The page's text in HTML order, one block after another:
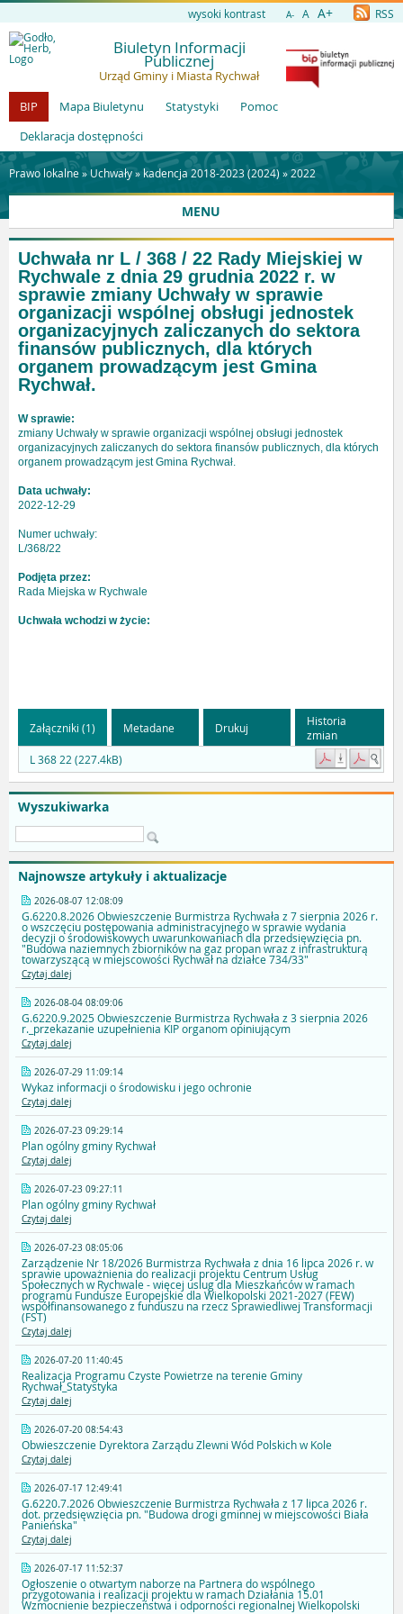
wysoki kontrast A- A A+ RSS
Biuletyn Informacji
Publicznej
Urząd Gminy i Miasta Rychwał
BIP
Mapa Biuletynu Statystyki
Pomoc
Deklaracja dostępności
Prawo lokalne » Uchwały» kadencja 2018-2023 (2024) »2022
MENU
Wyszukiwarka
Najnowsze artykuły i aktualizacje
2026-08-07 12:08:09
G.6220.8.2026 Obwieszczenie Burmistrza Rychwała z 7 sierpnia 2026 r.
o wszczęciu postępowania administracyjnego w sprawie wydania
decyzji o środowiskowych uwarunkowaniach dla przedsięwzięcia pn.
"Budowa naziemnych zbiorników na gaz propan wraz z infrastrukturą
towarzyszącą w miejscowości Rychwał na działce 734/33"
Czytaj dalej
2026-08-04 08:09:06
G.6220.9.2025 Obwieszczenie Burmistrza Rychwała z 3 sierpnia 2026
r._przekazanie uzupełnienia KIP organom opiniującym
Czytaj dalej
2026-07-29 11:09:14
Wykaz informacji o środowisku i jego ochronie
Czytaj dalej
2026-07-23 09:29:14
Plan ogólny gminy Rychwał
Czytaj dalej
2026-07-23 09:27:11
Plan ogólny gminy Rychwał
Czytaj dalej
2026-07-23 08:05:06
Zarządzenie Nr 18/2026 Burmistrza Rychwała z dnia 16 lipca 2026 r. w
sprawie upoważnienia do realizacji projektu Centrum Usług
Społecznych w Rychwale - więcej uslug dla Mieszkańców w ramach
programu Fundusze Europejskie dla Wielkopolski 2021-2027 (FEW)
współfinansowanego z funduszu na rzecz Sprawiedliwej Transformacji
(FST)
Czytaj dalej
2026-07-20 11:40:45
Realizacja Programu Czyste Powietrze na terenie Gminy
Rychwał_Statystyka
Czytaj dalej
2026-07-20 08:54:43
Obwieszczenie Dyrektora Zarządu Zlewni Wód Polskich w Kole
Czytaj dalej
2026-07-17 12:49:41
G.6220.7.2026 Obwieszczenie Burmistrza Rychwała z 17 lipca 2026 r.
dot. przedsięwzięcia pn. "Budowa drogi gminnej w miejscowości Biała
Panieńska"
Czytaj dalej
2026-07-17 11:52:37
Ogłoszenie o otwartym naborze na Partnera do wspólnego
przygotowania i realizacji projektu w ramach Działania 15.01
Wzmocnienie bezpieczeństwa i odporności regionalnej Wielkopolski
Uchwała nr L / 368 / 22 Rady Miejskiej w
Rychwale z dnia 29 grudnia 2022 r. w
sprawie zmiany Uchwały w sprawie
organizacji wspólnej obsługi jednostek
organizacyjnych zaliczanych do sektora
finansów publicznych, dla których
organem prowadzącym jest Gmina
Rychwał.
W sprawie:
zmiany Uchwały w sprawie organizacji wspólnej obsługi jednostek
organizacyjnych zaliczanych do sektora finansów publicznych, dla których
organem prowadzącym jest Gmina Rychwał.
Data uchwały:
2022-12-29
Numer uchwały:
L/368/22
Podjęta przez:
Rada Miejska w Rychwale
Uchwała wchodzi w życie:
Załączniki (1) Metadane Drukuj
Historia
zmian
L 368 22 (227.4kB)